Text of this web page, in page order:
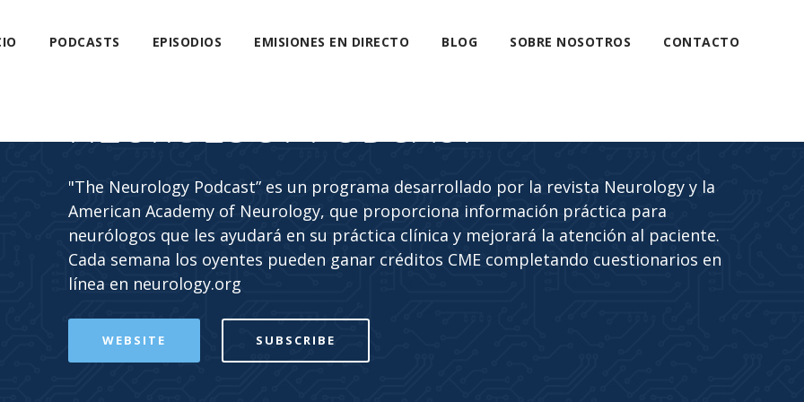
PODCASTS EPISODIOS EMISIONES EN DIRECTO BLOG SOBRE NOSOTROS CONTACTO
NEUROLOGY PODCAST
"The Neurology Podcast” es un programa desarrollado por la revista Neurology y la
American Academy of Neurology, que proporciona información práctica para
neurólogos que les ayudará en su práctica clínica y mejorará la atención al paciente.
Cada semana los oyentes pueden ganar créditos CME completando cuestionarios en
línea en neurology.org
WEBSITE SUBSCRIBE